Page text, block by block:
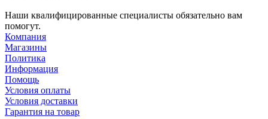
Наши квалифицированные специалисты обязательно вам
помогут.
Компания
Магазины
Политика
Информация
Помощь
Условия оплаты
Условия доставки
Гарантия на товар